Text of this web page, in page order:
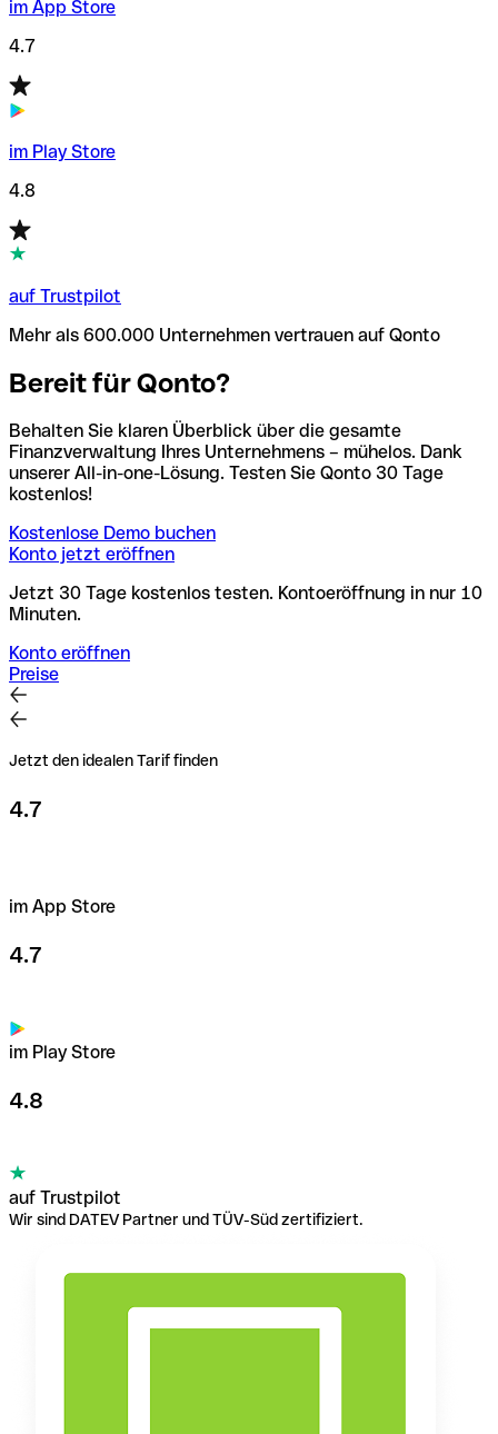
im App Store
4.7
im Play Store
4.8
auf Trustpilot
Mehr als 600.000 Unternehmen vertrauen auf Qonto
Bereit für Qonto?
Behalten Sie klaren Überblick über die gesamte
Finanzverwaltung Ihres Unternehmens – mühelos. Dank
unserer All-in-one-Lösung. Testen Sie Qonto 30 Tage
kostenlos!
Kostenlose Demo buchen
Konto jetzt eröffnen
Jetzt 30 Tage kostenlos testen. Kontoeröffnung in nur 10
Minuten.
Konto eröffnen
Preise
Jetzt den idealen Tarif finden
4.7
im App Store
4.7
im Play Store
4.8
auf Trustpilot
Wir sind DATEV Partner und TÜV-Süd zertifiziert.